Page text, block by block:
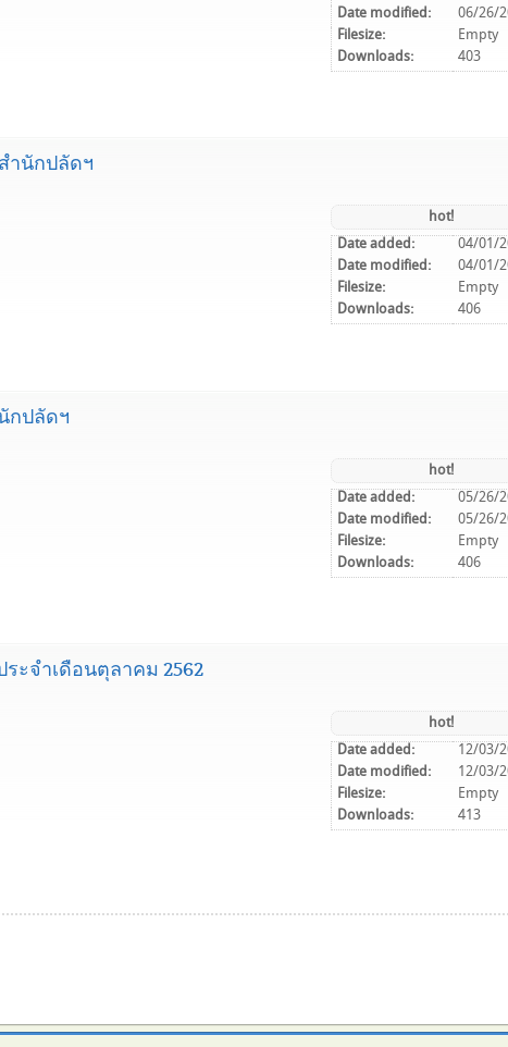
Date modified:
06/26/
Filesize:
Empty
Downloads:
403
ำนักปลัดฯ
hot!
Date added:
04/01/
Date modified:
04/01/
Filesize:
Empty
Downloads:
406
กปลัดฯ
hot!
Date added:
05/26/
Date modified:
05/26/
Filesize:
Empty
Downloads:
406
ะจำเดือนตุลาคม 2562
hot!
Date added:
12/03/
Date modified:
12/03/
Filesize:
Empty
Downloads:
413